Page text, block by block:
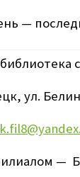
—
библиотека
ул.
—